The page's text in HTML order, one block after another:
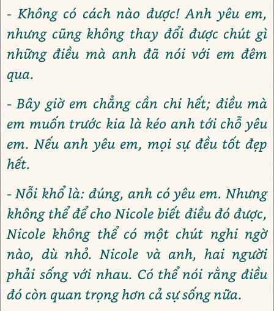
- Không có cách nào được! Anh yêu em,
nhưng cũng không thay đổi được chút gì
những điều mà anh đã nói với em đêm
qua.
- Bây giờ em chẳng cần chi hết; điều mà
em muốn trước kia là kéo anh tới chỗ yêu
em. Nếu anh yêu em, mọi sự đều tốt đẹp
hết.
- Nỗi khổ là: đúng, anh có yêu em. Nhưng
không thể để cho Nicole biết điều đó được,
Nicole không thể có một chút nghi ngờ
nào, dù nhỏ. Nicole và anh, hai người
phải sống với nhau. Có thể nói rằng điều
đó còn quan trọng hơn cả sự sống nữa.